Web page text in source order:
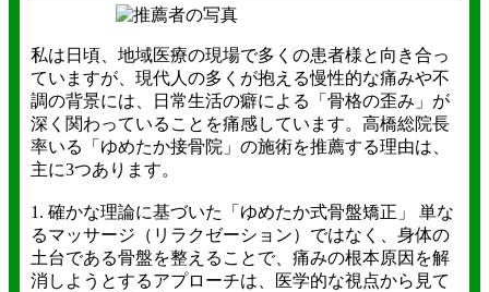
私は日頃、地域医療の現場で多くの患者様と向き合っ
ていますが、現代人の多くが抱える慢性的な痛みや不
調の背景には、日常生活の癖による「骨格の歪み」が
深く関わっていることを痛感しています。高橋総院長
率いる「ゆめたか接骨院」の施術を推薦する理由は、
主に3つあります。
1. 確かな理論に基づいた「ゆめたか式骨盤矯正」 単な
るマッサージ（リラクゼーション）ではなく、身体の
土台である骨盤を整えることで、痛みの根本原因を解
消しようとするアプローチは、医学的な視点から見て